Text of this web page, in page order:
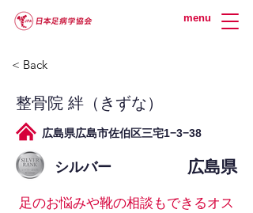
menu
< Back
整骨院 絆（きずな）
広島県広島市佐伯区三宅1−3−38
シルバー 広島県
足のお悩みや靴の相談もできるオス